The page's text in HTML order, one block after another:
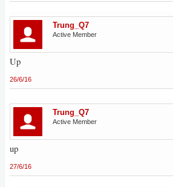
Trung_Q7
Active Member
Up
26/6/16
Trung_Q7
Active Member
up
27/6/16